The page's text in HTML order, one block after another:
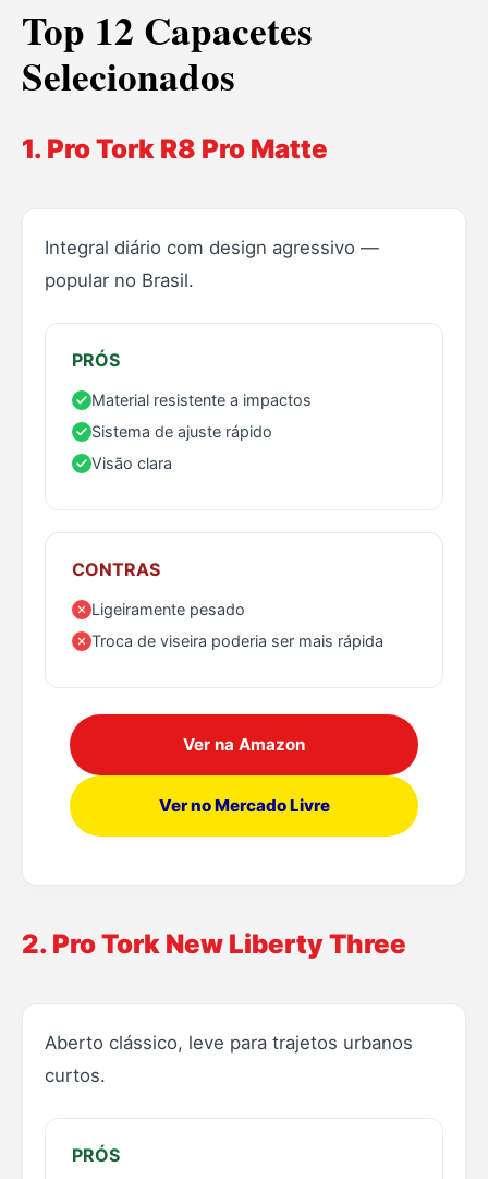
Top 12 Capacetes
Selecionados
1. Pro Tork R8 Pro Matte
Integral diário com design agressivo —
popular no Brasil.
PRÓS
Material resistente a impactos
Sistema de ajuste rápido
Visão clara
CONTRAS
Ligeiramente pesado
Troca de viseira poderia ser mais rápida
Ver na Amazon
Ver no Mercado Livre
2. Pro Tork New Liberty Three
Aberto clássico, leve para trajetos urbanos
curtos.
PRÓS